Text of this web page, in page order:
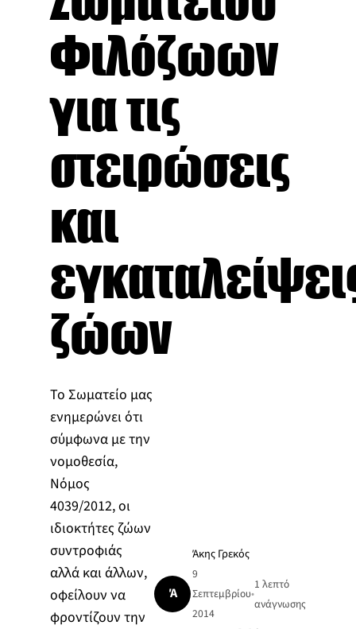
Φιλόζωων
για τις
στειρώσεις
και
ζώων
Το Σωματείο μας
ενημερώνει ότι
σύμφωνα με την
νομοθεσία,
Νόμος
4039/2012, οι
ιδιοκτήτες ζώων
συντροφιάς
αλλά και άλλων,
οφείλουν να
φροντίζουν την
Ά
Άκης Γρεκός
9
Σεπτεμβρίου
2014
•
1 λεπτό
ανάγνωσης